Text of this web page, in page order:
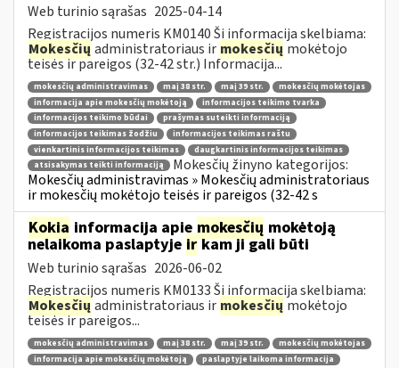
Web turinio sąrašas 2025-04-14
Registracijos numeris KM0140 Ši informacija skelbiama:
Mokesčių administratoriaus ir mokesčių mokėtojo
teisės ir pareigos (32-42 str.) Informacija...
mokesčių administravimas maį 38 str. maį 39 str.
mokesčių mokėtojas
informacija apie mokesčių mokėtoją
informacijos teikimo tvarka
informacijos teikimo būdai
prašymas suteikti informaciją
informacijos teikimas žodžiu
informacijos teikimas raštu
vienkartinis informacijos teikimas
daugkartinis informacijos teikimas
atsisakymas teikti informaciją
Mokesčių žinyno kategorijos:
Mokesčių administravimas » Mokesčių administratoriaus
ir mokesčių mokėtojo teisės ir pareigos (32-42 s
Kokia informacija apie mokesčių mokėtoją
nelaikoma paslaptyje irkam ji gali būti
Web turinio sąrašas 2026-06-02
Registracijos numeris KM0133 Ši informacija skelbiama:
Mokesčių administratoriaus ir mokesčių mokėtojo
teisės ir pareigos...
mokesčių administravimas maį 38 str. maį 39 str.
mokesčių mokėtojas
informacija apie mokesčių mokėtoją
paslaptyje laikoma informacija